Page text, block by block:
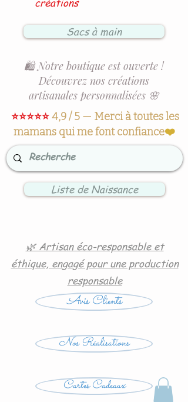
Sacs à main
🛍️ Notre boutique est ouverte !
Découvrez nos créations
artisanales personnalisées 🌸
⭐⭐⭐⭐⭐4,9 / 5 — Merci à toutes les
mamans qui me font confiance❤️
Liste de Naissance
🌿 Artisan éco-responsable et
éthique, engagé pour une production
responsable
Avis Clients
Nos Réalisations
Cartes Cadeaux